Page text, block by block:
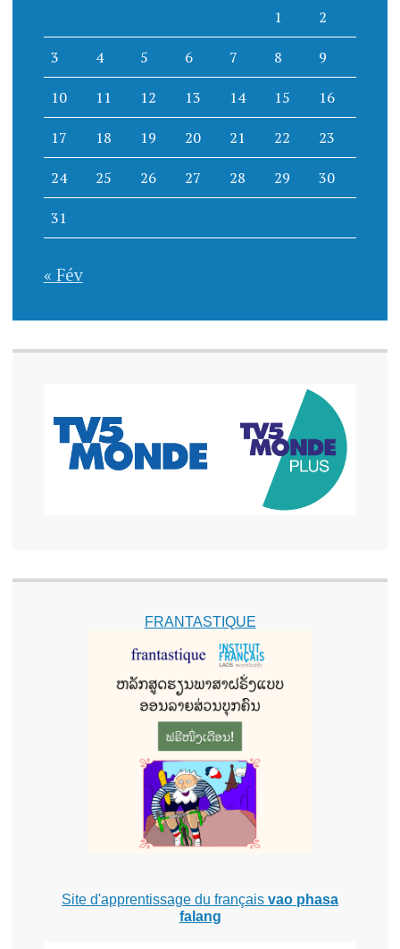
1 2
3 4 5 6 7 8 9
10 11 12 13 14 15 16
17 18 19 20 21 22 23
24 25 26 27 28 29 30
31
« Fév
FRANTASTIQUE
Site d'apprentissage du français vao phasa
falang